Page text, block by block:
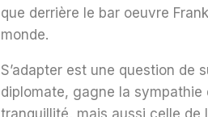
que derrière le bar oeuvre
monde.
S’adapter est une question de
diplomate, gagne la sympathie
tranquillité, mais aussi celle de